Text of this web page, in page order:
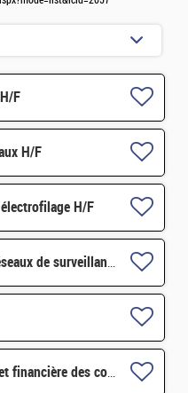
F
H/F
H/F
Ingénieur(e) supervision des réseaux de surveillance H/F
Chargé(e) d'analyse technique et financière des contrats de maintenance électromécanique H/F